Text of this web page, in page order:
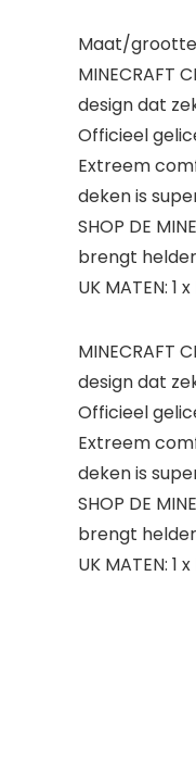
Maat/
MINECRAFT
design dat
Officieel
Extreem
deken is
SHOP DE
brengt
UK MATEN: 1
MINECRAFT
design dat
Officieel
Extreem
deken is
SHOP DE
brengt
UK MATEN: 1